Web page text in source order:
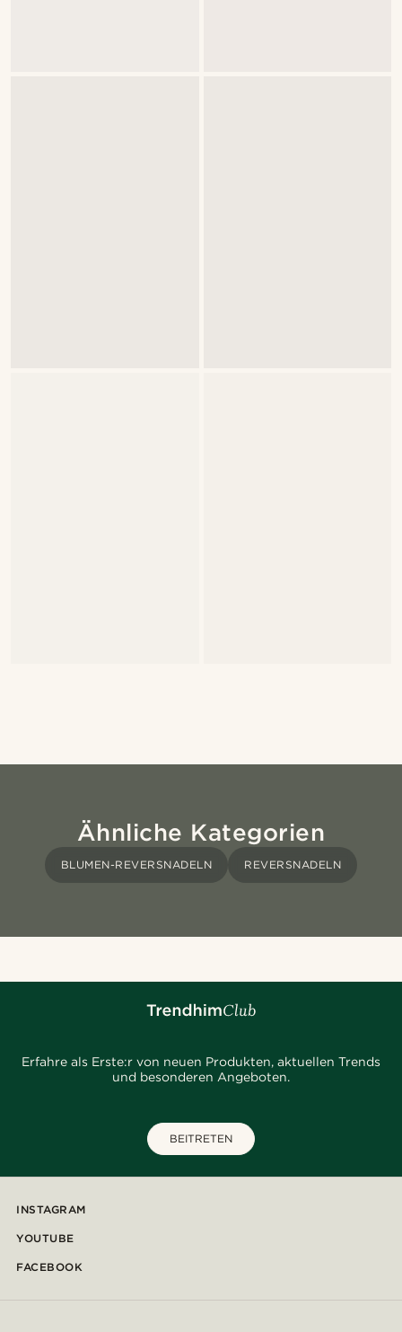
Ähnliche Kategorien
BLUMEN-REVERSNADELN REVERSNADELN
Erfahre als Erste:r von neuen Produkten, aktuellen Trends
und besonderen Angeboten.
BEITRETEN
INSTAGRAM
YOUTUBE
FACEBOOK